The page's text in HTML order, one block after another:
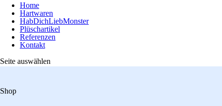
Home
Hartwaren
HabDichLiebMonster
Plüschartikel
Referenzen
Kontakt
Seite auswählen
Shop